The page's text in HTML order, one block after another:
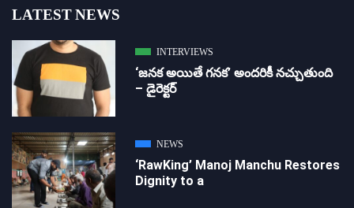
LATEST NEWS
INTERVIEWS
‘జ‌న‌క అయితే గ‌న‌క‌’ అందరికీ నచ్చుతుంది
– డైరెక్ట‌ర్
NEWS
‘RawKing’ Manoj Manchu Restores
Dignity to a